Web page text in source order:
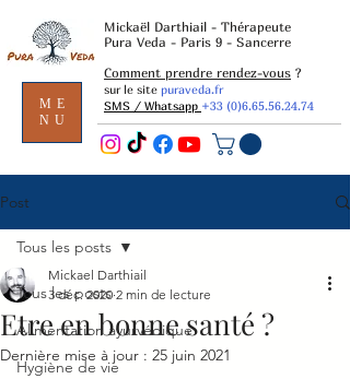
ME
NU
Mickaël Darthiail - Thérapeute
Pura Veda - Paris 9 - Sancerre
Comment prendre rendez-vous ?
sur le site puraveda.fr
SMS / Whatsapp +33 (0)6.65.56.24.74
Post
Tous les posts
Alimentation ayurvédique
Hygiène de vie
Tous les posts
Etre en bonne santé ?
Mickael Darthiail
3 déc. 2020 2 min de lecture
Dernière mise à jour : 25 juin 2021